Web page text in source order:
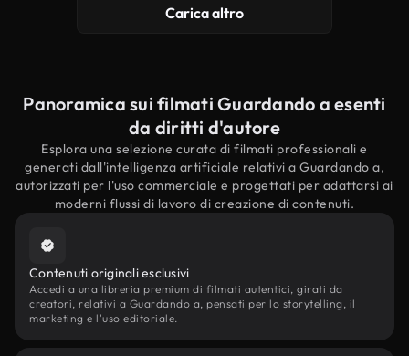
Carica altro
Panoramica sui filmati Guardando a esenti
da diritti d'autore
Esplora una selezione curata di filmati professionali e
generati dall'intelligenza artificiale relativi a Guardando a,
autorizzati per l'uso commerciale e progettati per adattarsi ai
moderni flussi di lavoro di creazione di contenuti.
Contenuti originali esclusivi
Accedi a una libreria premium di filmati autentici, girati da
creatori, relativi a Guardando a, pensati per lo storytelling, il
marketing e l'uso editoriale.